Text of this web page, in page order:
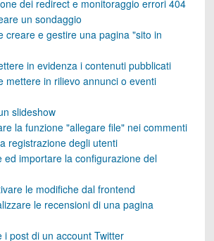
dei redirect e monitoraggio errori 404
un sondaggio
creare e gestire una pagina "sito in
in evidenza i contenuti pubblicati
mettere in rilievo annunci o eventi
slideshow
la funzione "allegare file" nei commenti
registrazione degli utenti
ed importare la configurazione del
le modifiche dal frontend
le recensioni di una pagina
i post di un account Twitter